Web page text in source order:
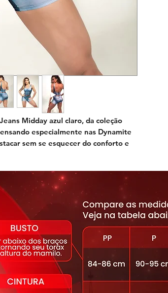
Midday azul claro, da coleção
especialmente nas Dynamite
sem se esquecer do conforto e
com estampa fake jeans, cinto e
que irá valorizar seus músculos e se
exclusiva com detalhes
feita com tecido antibacteriano e
com elástico.
com fibra específica para não
e a forma, mesmo com o passar do
o corpo e veste como uma
de você, trazendo aquele estilo